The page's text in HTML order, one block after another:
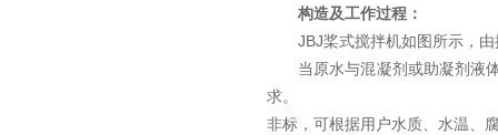
构造及工作过程：
JBJ桨式搅拌机如图所示，
当原水与混凝剂或助凝剂液
求。
非标，可根据用户水质、水温、